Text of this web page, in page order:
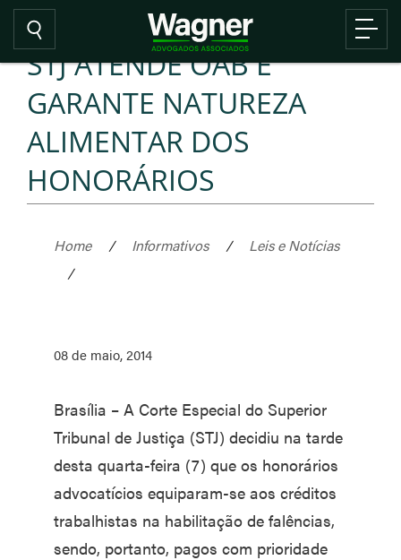
STJ ATENDE OAB E
GARANTE NATUREZA
ALIMENTAR DOS
HONORÁRIOS
Home / Informativos /
Leis e Notícias
/
08 de maio, 2014
Brasília – A Corte Especial do Superior
Tribunal de Justiça (STJ) decidiu na tarde
desta quarta-feira (7) que os honorários
advocatícios equiparam-se aos créditos
trabalhistas na habilitação de falências,
sendo, portanto, pagos com prioridade